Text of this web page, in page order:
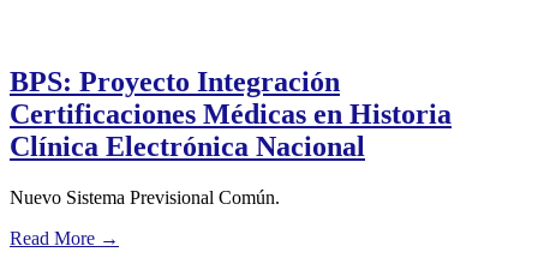
BPS: Proyecto Integración
Certificaciones Médicas en Historia
Clínica Electrónica Nacional
Nuevo Sistema Previsional Común.
Read More →